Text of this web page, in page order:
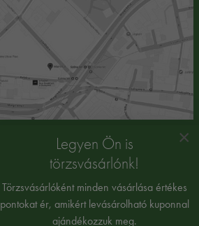
×
Legyen Ön is
törzsvásárlónk!
Törzsvásárlóként minden vásárlása értékes
pontokat ér, amikért levásárolható kuponnal
ajándékozzuk meg.